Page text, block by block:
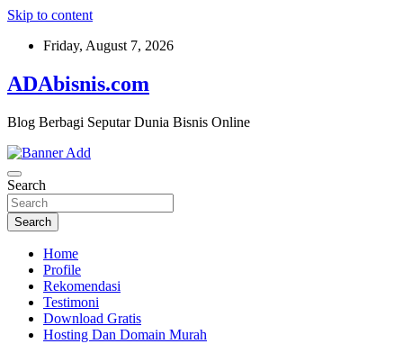
Skip to content
Friday, August 7, 2026
ADAbisnis.com
Blog Berbagi Seputar Dunia Bisnis Online
Search
Search
Home
Profile
Rekomendasi
Testimoni
Download Gratis
Hosting Dan Domain Murah